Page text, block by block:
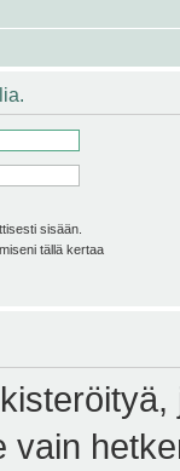
sisään.
tällä kertaa
vain